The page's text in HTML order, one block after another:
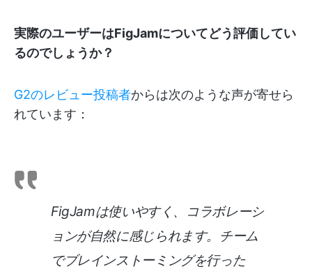
実際のユーザーはFigJamについてどう評価してい
るのでしょうか？
G2のレビュー投稿者からは次のような声が寄せら
れています：
FigJamは使いやすく、コラボレーシ
ョンが自然に感じられます。チーム
でブレインストーミングを行った